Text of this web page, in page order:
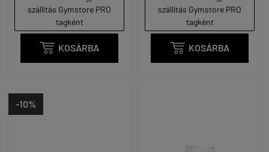
szállítás Gymstore PRO
tagként
 KOSÁRBA
szállítás Gymstore PRO
tagként
 KOSÁRBA
-10%